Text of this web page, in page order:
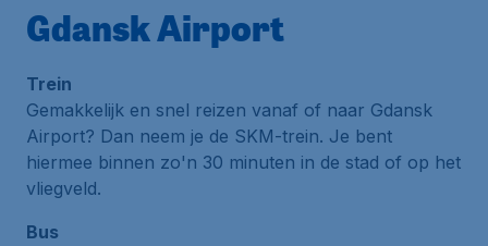
Gdansk Airport
Trein
Gemakkelijk en snel reizen vanaf of naar Gdansk
Airport? Dan neem je de SKM-trein. Je bent
hiermee binnen zo'n 30 minuten in de stad of op het
vliegveld.
Bus